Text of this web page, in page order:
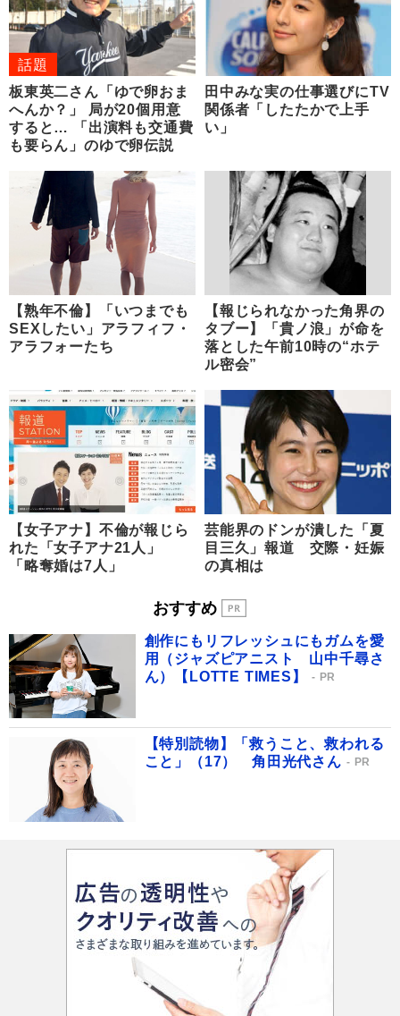
話題
板東英二さん「ゆで卵おま
へんか？」 局が20個用意
すると… 「出演料も交通費
も要らん」のゆで卵伝説
田中みな実の仕事選びにTV
関係者「したたかで上手
い」
【熟年不倫】「いつまでも
SEXしたい」アラフィフ・
アラフォーたち
【報じられなかった角界の
タブー】「貴ノ浪」が命を
落とした午前10時の“ホテ
ル密会”
【女子アナ】不倫が報じら
れた「女子アナ21人」
「略奪婚は7人」
芸能界のドンが潰した「夏
目三久」報道 交際・妊娠
の真相は
おすすめ
創作にもリフレッシュにもガムを愛
用（ジャズピアニスト 山中千尋さ
ん）【LOTTE TIMES】
PR
【特別読物】「救うこと、救われる
こと」（17） 角田光代さん
PR